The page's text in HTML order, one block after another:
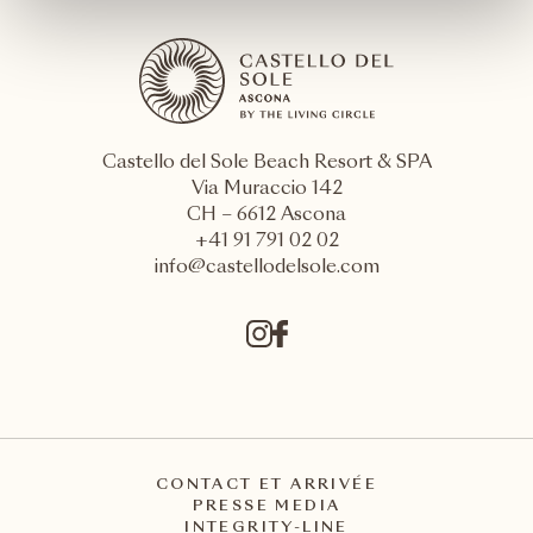
Castello del Sole Beach Resort & SPA
Via Muraccio 142
CH – 6612 Ascona
+41 91 791 02 02
info@castellodelsole.com
CONTACT ET ARRIVÉE
PRESSE MEDIA
INTEGRITY-LINE